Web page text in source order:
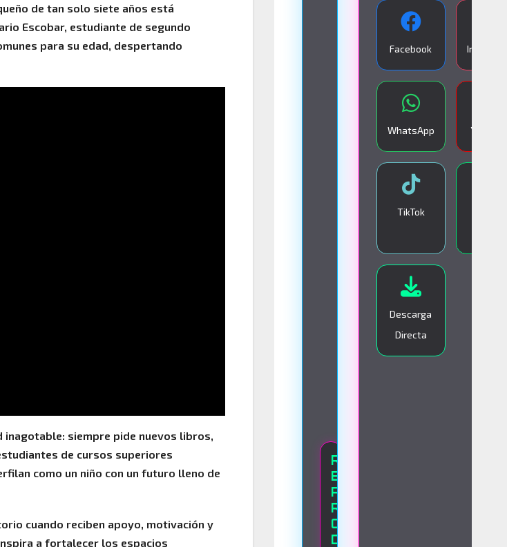
de tan solo siete años está
Escobar, estudiante de segundo
para su edad, despertando
siempre pide nuevos libros,
de cursos superiores
como un niño con un futuro lleno de
cuando reciben apoyo, motivación y
a fortalecer los espacios
R
E
P
R
O
D
Facebook
WhatsApp YouTube
TikTok
Descarga
Directa